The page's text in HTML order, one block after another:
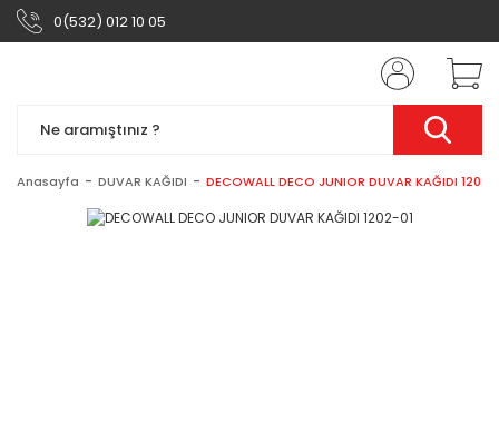
0(532) 012 10 05
Anasayfa DUVAR KAĞIDI DECOWALL DECO JUNIOR DUVAR KAĞIDI 1202-